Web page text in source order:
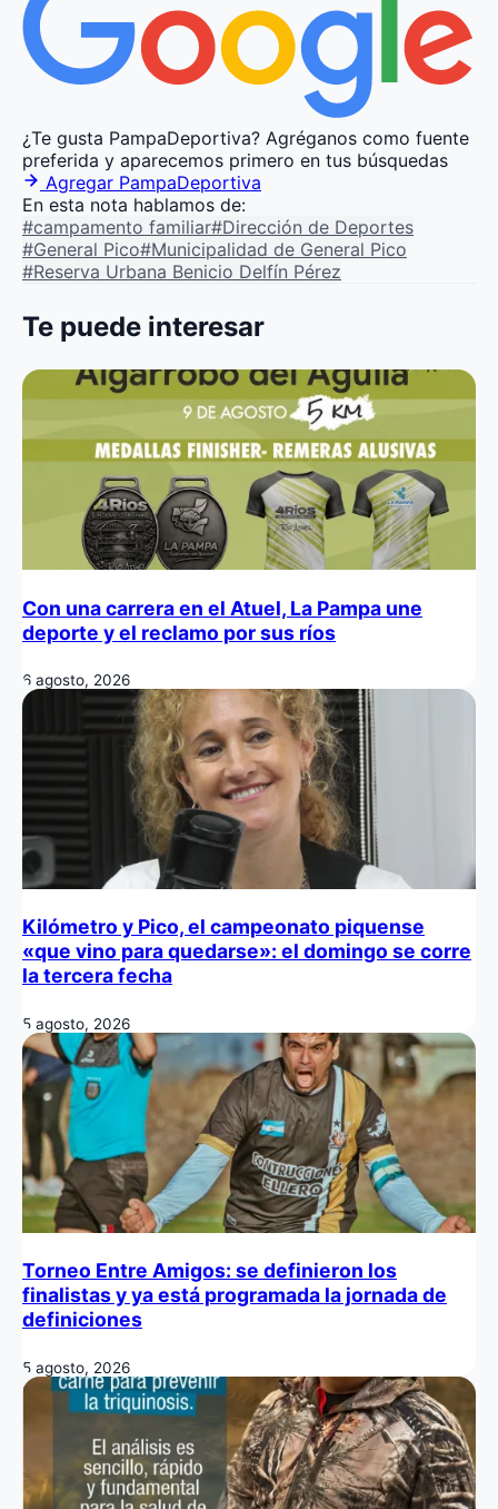
¿Te gusta PampaDeportiva? Agréganos como fuente
preferida y aparecemos primero en tus búsquedas
Agregar PampaDeportiva
En esta nota hablamos de:
#campamento familiar#Dirección de Deportes
#General Pico#Municipalidad de General Pico
#Reserva Urbana Benicio Delfín Pérez
Te puede interesar
Con una carrera en el Atuel, La Pampa une
deporte y el reclamo por sus ríos
6 agosto, 2026
Kilómetro y Pico, el campeonato piquense
«que vino para quedarse»: el domingo se corre
la tercera fecha
5 agosto, 2026
Torneo Entre Amigos: se definieron los
finalistas y ya está programada la jornada de
definiciones
5 agosto, 2026